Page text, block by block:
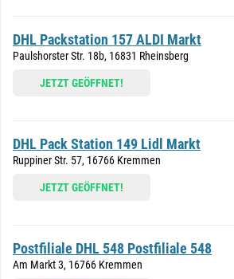
DHL Packstation 157 ALDI Markt
Paulshorster Str. 18b, 16831 Rheinsberg
JETZT GEÖFFNET!
DHL Pack Station 149 Lidl Markt
Ruppiner Str. 57, 16766 Kremmen
JETZT GEÖFFNET!
Postfiliale DHL 548 Postfiliale 548
Am Markt 3, 16766 Kremmen